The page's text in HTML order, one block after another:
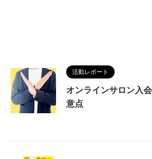
活動レポート
オンラインサロン入
意点